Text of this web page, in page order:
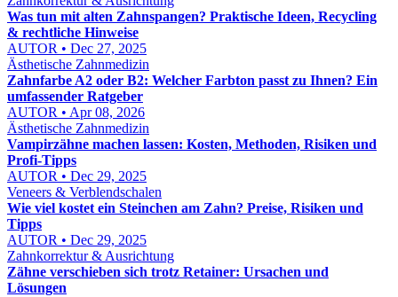
Was tun mit alten Zahnspangen? Praktische Ideen, Recycling
& rechtliche Hinweise
AUTOR • Dec 27, 2025
Ästhetische Zahnmedizin
Zahnfarbe A2 oder B2: Welcher Farbton passt zu Ihnen? Ein
umfassender Ratgeber
AUTOR • Apr 08, 2026
Ästhetische Zahnmedizin
Vampirzähne machen lassen: Kosten, Methoden, Risiken und
Profi-Tipps
AUTOR • Dec 29, 2025
Veneers & Verblendschalen
Wie viel kostet ein Steinchen am Zahn? Preise, Risiken und
Tipps
AUTOR • Dec 29, 2025
Zahnkorrektur & Ausrichtung
Zähne verschieben sich trotz Retainer: Ursachen und
Lösungen